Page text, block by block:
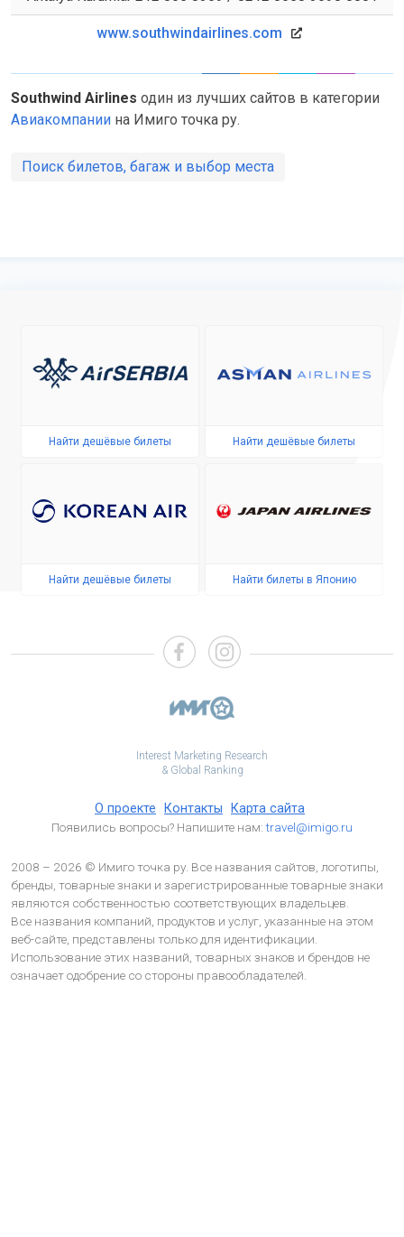
www.southwindairlines.com
Southwind Airlines один из лучших сайтов в категории
Авиакомпании на Имиго точка ру.
Поиск билетов, багаж и выбор места
Найти дешёвые билеты Найти дешёвые билеты
Найти дешёвые билеты Найти билеты в Японию
Interest Marketing Research
& Global Ranking
О проекте Контакты Карта сайта
Появились вопросы? Напишите нам:travel@imigo.ru
2008 – 2026 © Имиго точка ру. Все названия сайтов, логотипы,
бренды, товарные знаки и зарегистрированные товарные знаки
являются собственностью соответствующих владельцев.
Все названия компаний, продуктов и услуг, указанные на этом
веб-сайте, представлены только для идентификации.
Использование этих названий, товарных знаков и брендов не
означает одобрение со стороны правообладателей.